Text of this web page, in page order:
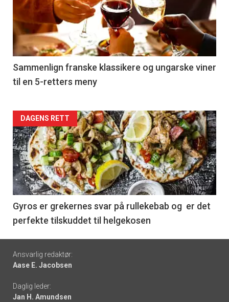
akkurat
nå
-
5
Sammenlign franske klassikere og ungarske viner
til en 5-retters meny
Forsiden
akkurat
nå
-
6
DAGENS RETT
Gyros er grekernes svar på rullekebab og er det
perfekte tilskuddet til helgekosen
Footer
-
links
Ansvarlig redaktør:
Aase E. Jacobsen
Daglig leder:
Jan H. Amundsen